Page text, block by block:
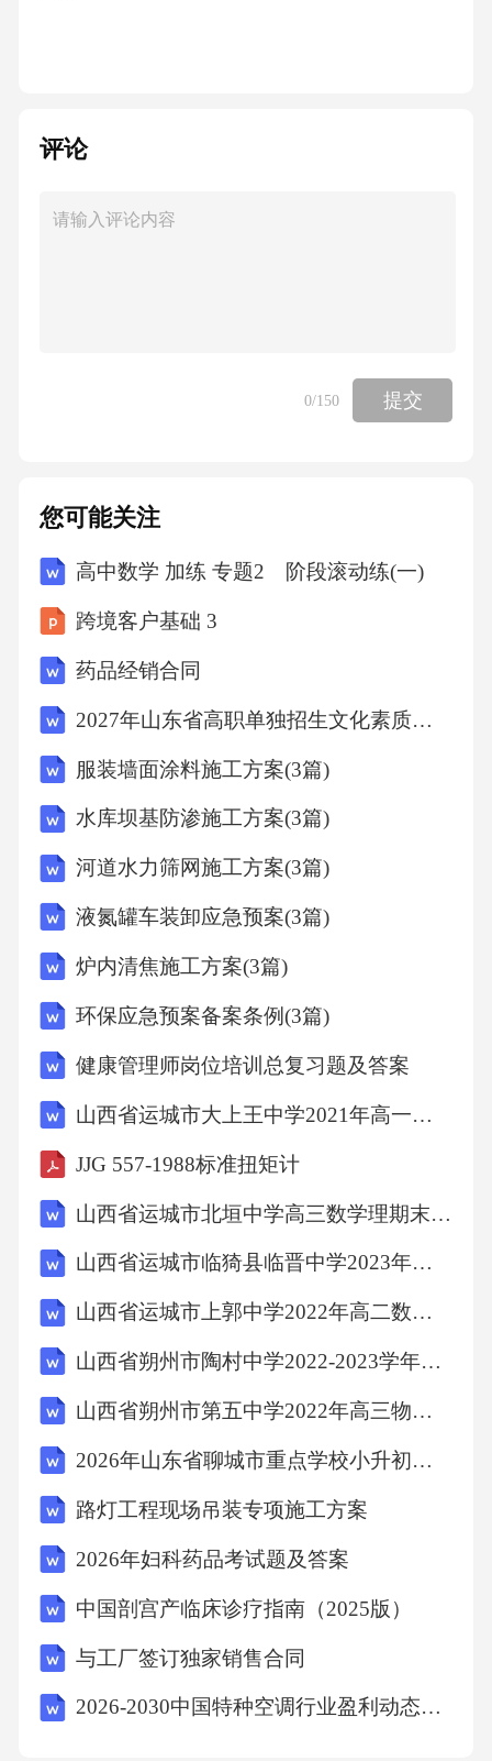
五检定结果的处理和检定周期………
(16)
附录名词及定义……………………
1(17)
2(19)
附录不同分度号热电偶热电阻的EΔ及RΔ
值…………
3、,t,t(20)
附录ρ的取值………………………
4Δ(23)
附录用秒表测量ρ值的限制………
5(24)
误差的检定……
评论
0/150 提交
您可能关注
高中数学 加练 专题2 阶段滚动练(一)
跨境客户基础 3
药品经销合同
2027年山东省高职单独招生文化素质全真仿真卷（中职考生专用）
服装墙面涂料施工方案(3篇)
水库坝基防渗施工方案(3篇)
河道水力筛网施工方案(3篇)
液氮罐车装卸应急预案(3篇)
炉内清焦施工方案(3篇)
环保应急预案备案条例(3篇)
健康管理师岗位培训总复习题及答案
山西省运城市大上王中学2021年高一数学理上学期期末试卷含解析
JJG 557-1988标准扭矩计
山西省运城市北垣中学高三数学理期末试卷含解析
山西省运城市临猗县临晋中学2023年高三英语期末试卷含解析
山西省运城市上郭中学2022年高二数学文联考试题含解析
山西省朔州市陶村中学2022-2023学年高三数学文测试题含解析
山西省朔州市第五中学2022年高三物理下学期期末试题含解析
2026年山东省聊城市重点学校小升初入学分班考试语文考试试题及答案
路灯工程现场吊装专项施工方案
2026年妇科药品考试题及答案
中国剖宫产临床诊疗指南（2025版）
与工厂签订独家销售合同
2026-2030中国特种空调行业盈利动态及供需状况分析报告